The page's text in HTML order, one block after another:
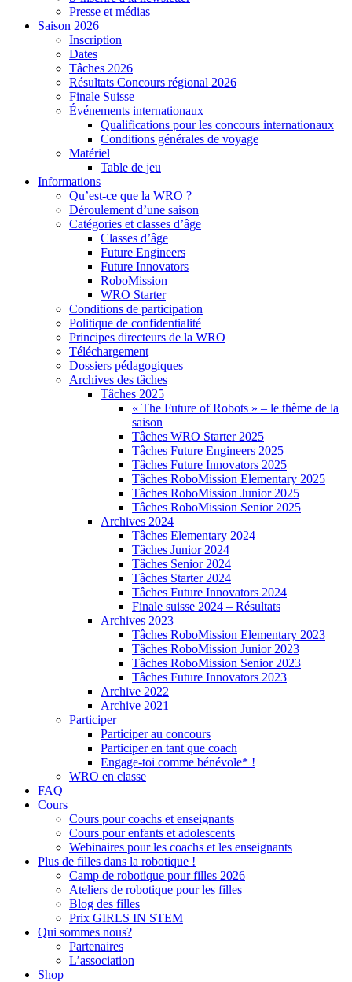
Presse et médias
Saison 2026
Inscription
Dates
Tâches 2026
Résultats Concours régional 2026
Finale Suisse
Événements internationaux
Qualifications pour les concours internationaux
Conditions générales de voyage
Matériel
Table de jeu
Informations
Qu’est-ce que la WRO ?
Déroulement d’une saison
Catégories et classes d’âge
Classes d’âge
Future Engineers
Future Innovators
RoboMission
WRO Starter
Conditions de participation
Politique de confidentialité
Principes directeurs de la WRO
Téléchargement
Dossiers pédagogiques
Archives des tâches
Tâches 2025
« The Future of Robots » – le thème de la
saison
Tâches WRO Starter 2025
Tâches Future Engineers 2025
Tâches Future Innovators 2025
Tâches RoboMission Elementary 2025
Tâches RoboMission Junior 2025
Tâches RoboMission Senior 2025
Archives 2024
Tâches Elementary 2024
Tâches Junior 2024
Tâches Senior 2024
Tâches Starter 2024
Tâches Future Innovators 2024
Finale suisse 2024 – Résultats
Archives 2023
Tâches RoboMission Elementary 2023
Tâches RoboMission Junior 2023
Tâches RoboMission Senior 2023
Tâches Future Innovators 2023
Archive 2022
Archive 2021
Participer
Participer au concours
Participer en tant que coach
Engage-toi comme bénévole* !
WRO en classe
FAQ
Cours
Cours pour coachs et enseignants
Cours pour enfants et adolescents
Webinaires pour les coachs et les enseignants
Plus de filles dans la robotique !
Camp de robotique pour filles 2026
Ateliers de robotique pour les filles
Blog des filles
Prix GIRLS IN STEM
Qui sommes nous?
Partenaires
L’association
Shop